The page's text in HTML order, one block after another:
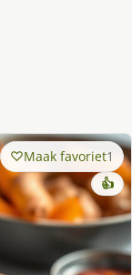
Maak favoriet1
👍